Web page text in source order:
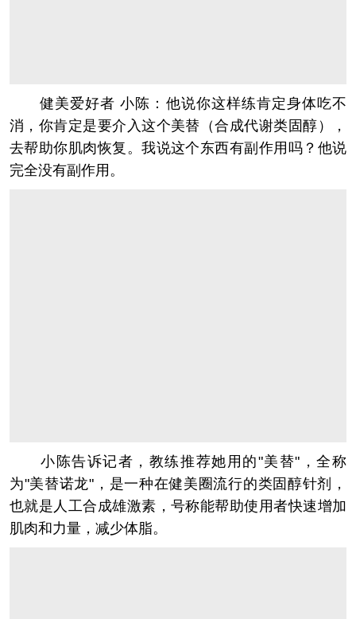
健美爱好者 小陈：他说你这样练肯定身体吃不
消，你肯定是要介入这个美替（合成代谢类固醇），
去帮助你肌肉恢复。我说这个东西有副作用吗？他说
完全没有副作用。
小陈告诉记者，教练推荐她用的"美替"，全称
为"美替诺龙"，是一种在健美圈流行的类固醇针剂，
也就是人工合成雄激素，号称能帮助使用者快速增加
肌肉和力量，减少体脂。